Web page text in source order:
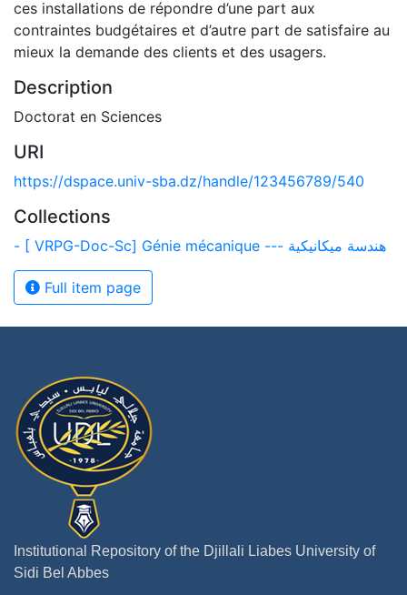
ces installations de répondre d’une part aux
contraintes budgétaires et d’autre part de satisfaire au
mieux la demande des clients et des usagers.
Description
Doctorat en Sciences
URI
https://dspace.univ-sba.dz/handle/123456789/540
Collections
- [ VRPG-Doc-Sc] Génie mécanique --- هندسة ميكانيكية
Full item page
Institutional Repository of the Djillali Liabes University of
Sidi Bel Abbes